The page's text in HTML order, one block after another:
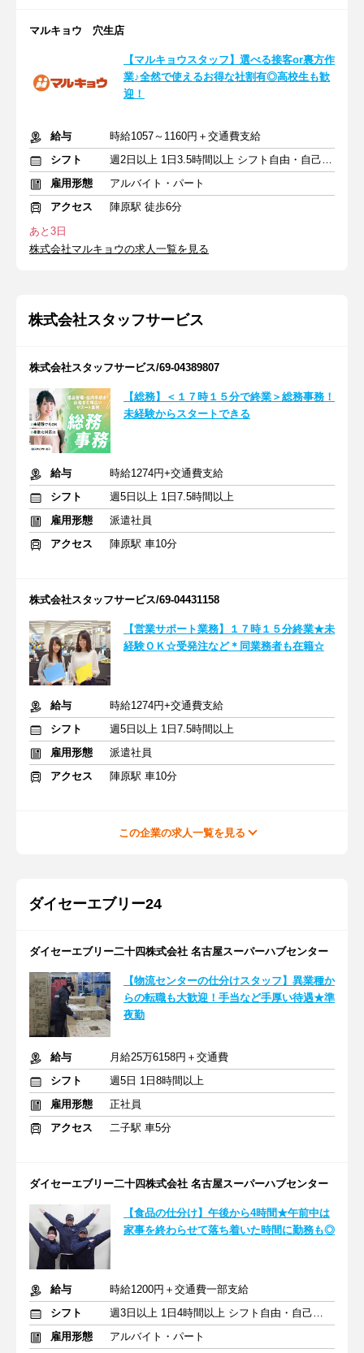
マルキョウ 穴生店
【マルキョウスタッフ】選べる接客or裏方作
業♪全然で使えるお得な社割有◎高校生も歓
迎！
給与
時給1057～1160円＋交通費支給
シフト
週2日以上 1日3.5時間以上 シフト自由・自己申告
雇用形態
アルバイト・パート
アクセス
陣原駅 徒歩6分
あと3日
株式会社マルキョウの求人一覧を見る
株式会社スタッフサービス
株式会社スタッフサービス/69-04389807
【総務】＜１７時１５分で終業＞総務事務！
未経験からスタートできる
給与
時給1274円+交通費支給
シフト
週5日以上 1日7.5時間以上
雇用形態
派遣社員
アクセス
陣原駅 車10分
株式会社スタッフサービス/69-04431158
【営業サポート業務】１７時１５分終業★未
経験ＯＫ☆受発注など＊同業務者も在籍☆
給与
時給1274円+交通費支給
シフト
週5日以上 1日7.5時間以上
雇用形態
派遣社員
アクセス
陣原駅 車10分
この企業の求人一覧を見る
ダイセーエブリー24
ダイセーエブリー二十四株式会社 名古屋スーパーハブセンター
【物流センターの仕分けスタッフ】異業種か
らの転職も大歓迎！手当など手厚い待遇★準
夜勤
給与
月給25万6158円＋交通費
シフト
週5日 1日8時間以上
雇用形態
正社員
アクセス
二子駅 車5分
ダイセーエブリー二十四株式会社 名古屋スーパーハブセンター
【食品の仕分け】午後から4時間★午前中は
家事を終わらせて落ち着いた時間に勤務も◎
給与
時給1200円＋交通費一部支給
シフト
週3日以上 1日4時間以上 シフト自由・自己申告
雇用形態
アルバイト・パート